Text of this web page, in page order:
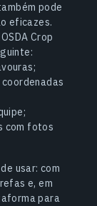
pode
eficazes.
Crop
com fotos
usar: com
e, em
para